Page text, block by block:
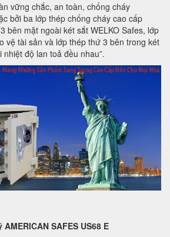
vững chắc, an toàn, chống cháy
bởi ba lớp thép chống cháy cao cấp
bên mặt ngoài két sắt WELKO Safes, lớp
vệ tài sản và lớp thép thứ 3 bên trong két
độ lan toả đều nhau”.
SAFES US68 E